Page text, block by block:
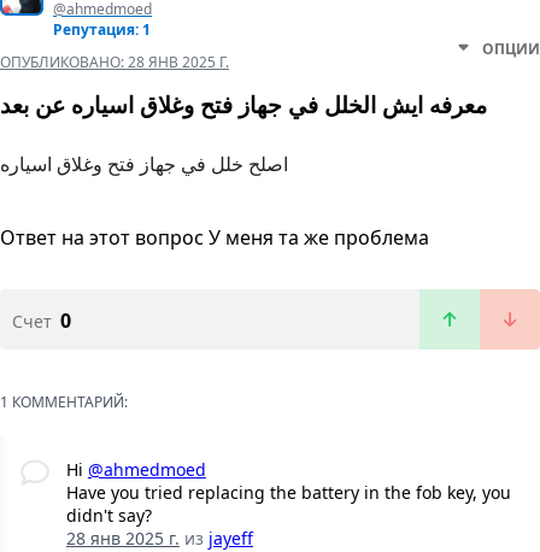
@ahmedmoed
Репутация: 1
ОПУБЛИКОВАНО:28 ЯНВ 2025 Г.
ОПЦИИ
معرفه ايش الخلل في جهاز فتح وغلاق اسياره عن بعد
اصلح خلل في جهاز فتح وغلاق اسياره
Ответ на этот вопрос У меня та же проблема
Счет 0
1 КОММЕНТАРИЙ:
Hi @ahmedmoed
Have you tried replacing the battery in the fob key, you
didn't say?
28 янв 2025 г. из jayeff